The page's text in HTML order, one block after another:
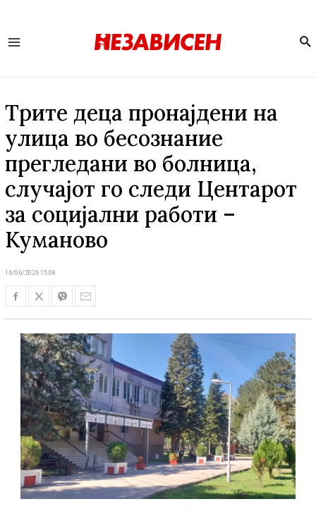
Трите деца пронајдени на
улица во бесознание
прегледани во болница,
случајот го следи Центарот
за социјални работи –
Куманово
16/06/2026 15:08